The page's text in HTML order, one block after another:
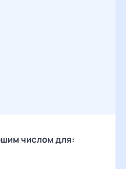
числом для: